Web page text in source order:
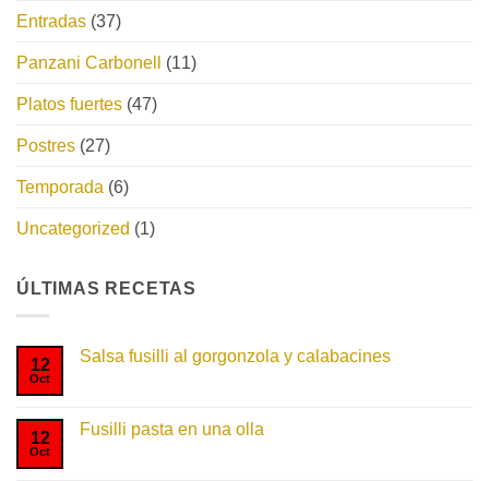
Entradas (37)
Panzani Carbonell (11)
Platos fuertes (47)
Postres (27)
Temporada (6)
Uncategorized (1)
ÚLTIMAS RECETAS
12
Oct
Salsa fusilli al gorgonzola y calabacines
en
Salsa
12
Oct
Fusilli pasta en una olla